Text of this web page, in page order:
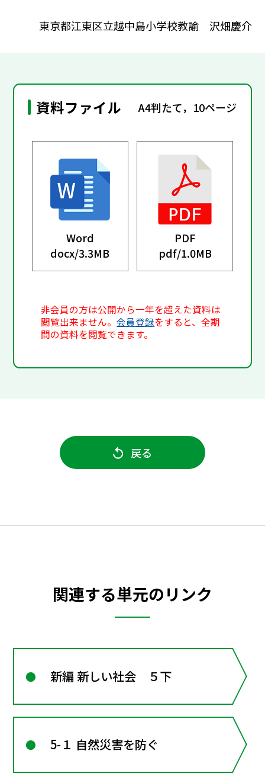
東京都江東区立越中島小学校教諭 沢畑慶介
資料ファイル A4判たて，10ページ
Word
docx/3.3MB
PDF
pdf/1.0MB
非会員の方は公開から一年を超えた資料は
閲覧出来ません。会員登録をすると、全期
間の資料を閲覧できます。
戻る
関連する単元のリンク
新編 新しい社会 ５下
5-１ 自然災害を防ぐ